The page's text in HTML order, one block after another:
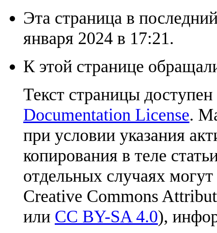
Эта страница в
января 2024 в 17:21.
К этой странице
Текст страницы
Documentation License.
при условии указания
копирования в теле
отдельных случаях
Creative Commons
или CC BY-SA 4.0),